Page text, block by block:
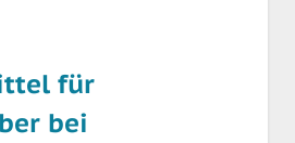
für
bei